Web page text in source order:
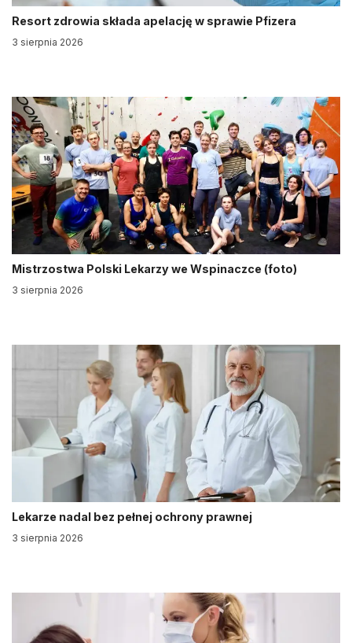
Resort zdrowia składa apelację w sprawie Pfizera
3 sierpnia 2026
Mistrzostwa Polski Lekarzy we Wspinaczce (foto)
3 sierpnia 2026
Lekarze nadal bez pełnej ochrony prawnej
3 sierpnia 2026